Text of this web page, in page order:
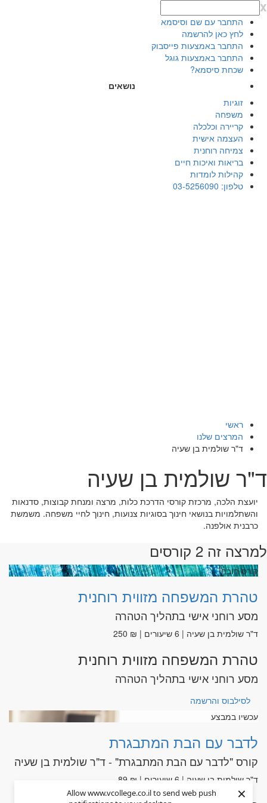
Allow www.vcollege.co.il to send web push
×
x
התחבר עם שם וסיסמא
לחץ כאן להרשמה
התחבר באמצעות פייסבוק
התחבר באמצעות גוגל
שכחת סיסמא?
נושאים
זוגיות
משפחה
קריירה וכלכלה
העצמה אישית
צמיחה רוחנית
בריאות ואיכות חיים
קהילות לומדות
טלפון: 03-5256090
ראשי
המרצים שלנו
ד"ר שולמית בן שעיה
ד"ר שולמית בן שעיה
יועצת הלכה, מרכזת קורסי הדרכת כלות, מרצה ומנחת קבוצות, סדנאות
והשתלמויות בנושאי חינוך בסוגיות צנועות, חינוך לחיי משפחה. משמשת
כרבנית אולפנה.
למרצה זה 2 קורסים
קורס חובה!
טהרת המשפחה מזווית רוחנית
מסע רוחני אישי בתהליך הטהרה
ד"ר שולמית בן שעיה | 6 שיעורים | ₪ 250
טהרת המשפחה מזווית רוחנית
מסע רוחני אישי בתהליך הטהרה
לסילבוס והרשמה
עכשיו במבצע
לדבר עם הבת המתבגרת
קורס "לדבר עם הבת המתבגרת" - ד"ר שולמית בן שעיה
ד"ר שולמית בן שעיה | 6 שיעורים | ₪ 89